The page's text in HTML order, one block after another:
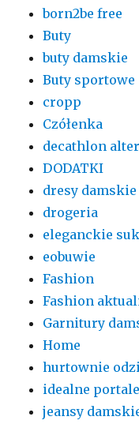
born2be free
Buty
buty damskie
Buty sportowe
cropp
Czółenka
decathlon
DODATKI
dresy damskie
drogeria
eleganckie
eobuwie
Fashion
Fashion
Garnitury
Home
hurtownie
idealne
jeansy